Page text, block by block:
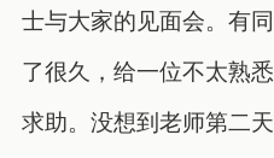
士与大家的见面会。有
了很久，给一位不太熟
求助。没想到老师第二